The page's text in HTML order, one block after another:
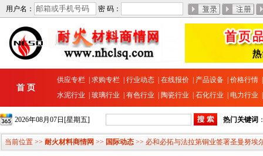
用户名： 密 码：
首 页
供应专栏 求购专栏 行业动态 在线报价 产品设备 价格行情
水泥行业
玻璃行业 有色行业 陶瓷行业 石化行业 电力行业
2026年08月07日[星期五] 热门关键词
当前位置 >> 耐火材料商情网 >> 国际动态 >> 必和必拓与法拉第铜业签署圣曼努埃